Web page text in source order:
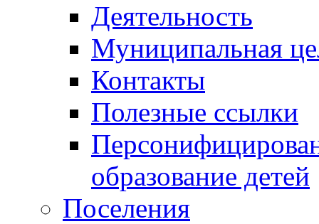
Деятельность
Муниципальная
Контакты
Полезные ссылки
образование детей
Поселения